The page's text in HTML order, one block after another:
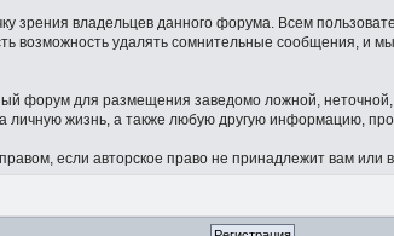
зрения владельцев данного форума. Всем
возможность удалять сомнительные сообщения, и
форум для размещения заведомо ложной,
жизнь, а также любую другую информацию,
если авторское право не принадлежит вам или